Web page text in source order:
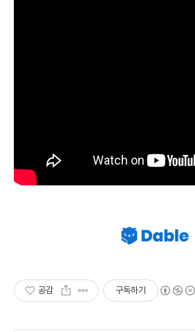
공감 구독하기